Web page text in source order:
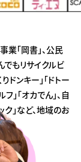
業「岡書」、公民
でもリサイクルビ
ドンキー」「ドトー
」「オカでん」、自
ク」など、地域のお